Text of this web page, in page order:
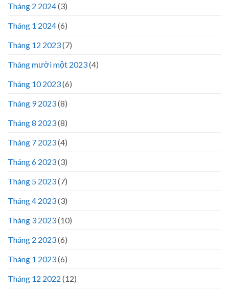
Tháng 2 2024(3)
Tháng 1 2024(6)
Tháng 12 2023(7)
Tháng mười một 2023(4)
Tháng 10 2023(6)
Tháng 9 2023(8)
Tháng 8 2023(8)
Tháng 7 2023(4)
Tháng 6 2023(3)
Tháng 5 2023(7)
Tháng 4 2023(3)
Tháng 3 2023(10)
Tháng 2 2023(6)
Tháng 1 2023(6)
Tháng 12 2022 (12)